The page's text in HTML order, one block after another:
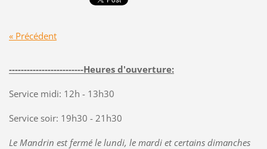
« Précédent
-------------------------Heures d'ouverture:
Service midi: 12h - 13h30
Service soir: 19h30 - 21h30
Le Mandrin est fermé le lundi, le mardi et certains dimanches